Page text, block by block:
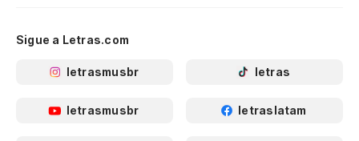
Sigue a Letras.com
letrasmusbr letras
letrasmusbr letraslatam